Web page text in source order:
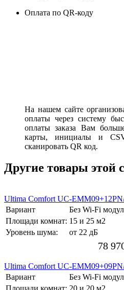
Оплата по QR-коду
На нашем сайте
оплаты через систему
оплаты заказа Вам
карты, инициалы и
сканировать QR код.
Другие товары этой
Ultima Comfort UC-
Вариант
Без Wi-Fi
Площади комнат: 15 и 25 м2
Уровень шума:
от 22 дБ
78
Ultima Comfort UC-
Вариант
Без Wi-Fi